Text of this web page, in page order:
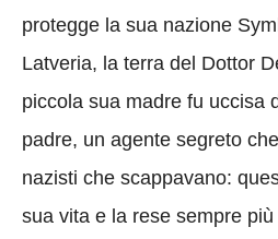
protegge la sua nazione
Latveria, la terra del Dottor
piccola sua madre fu uccisa
padre, un agente segreto
nazisti che scappavano:
sua vita e la rese sempre